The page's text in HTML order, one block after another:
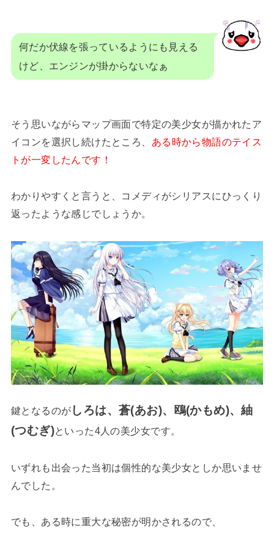
何だか伏線を張っているようにも見える
けど、エンジンが掛からないなぁ
そう思いながらマップ画面で特定の美少女が描かれたア
イコンを選択し続けたところ、 ある時から物語のテイス
トが一変したんです！
わかりやすくと言うと、コメディがシリアスにひっくり
返ったような感じでしょうか。
鍵となるのが しろは、蒼(あお)、鴎(かもめ)、紬
(つむぎ)といった4人の美少女です。
いずれも出会った当初は個性的な美少女としか思いませ
んでした。
でも、ある時に重大な秘密が明かされるので、